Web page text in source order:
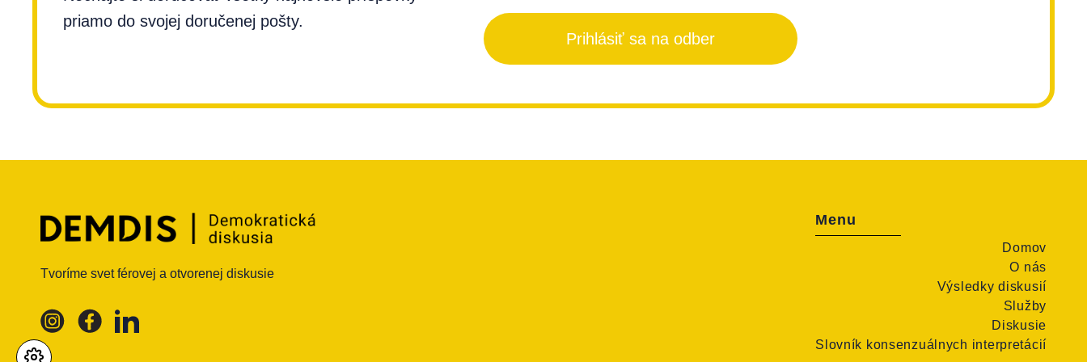
priamo do svojej doručenej pošty.
Prihlásiť sa na odber
Tvoríme svet férovej a otvorenej diskusie
Menu
Domov
O nás
Výsledky diskusií
Služby
Diskusie
Slovník konsenzuálnych interpretácií